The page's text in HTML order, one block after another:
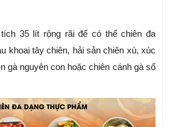
tích 35 lít rộng rãi để có thể chiên đa
khoai tây chiên, hải sản chiên xù, xúc
gà nguyên con hoặc chiên cánh gà số